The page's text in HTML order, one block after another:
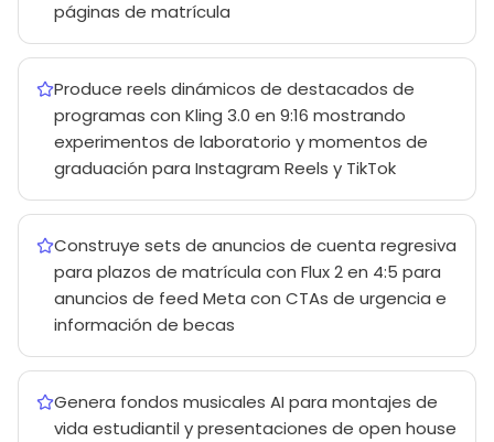
páginas de matrícula
Produce reels dinámicos de destacados de
programas con Kling 3.0 en 9:16 mostrando
experimentos de laboratorio y momentos de
graduación para Instagram Reels y TikTok
Construye sets de anuncios de cuenta regresiva
para plazos de matrícula con Flux 2 en 4:5 para
anuncios de feed Meta con CTAs de urgencia e
información de becas
Genera fondos musicales AI para montajes de
vida estudiantil y presentaciones de open house